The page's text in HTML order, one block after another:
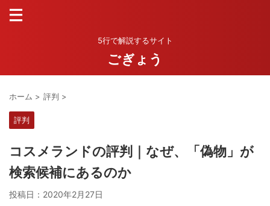
5行で解説するサイト
ごぎょう
ホーム > 評判 >
評判
コスメランドの評判｜なぜ、「偽物」が
検索候補にあるのか
投稿日： 2020年2月27日